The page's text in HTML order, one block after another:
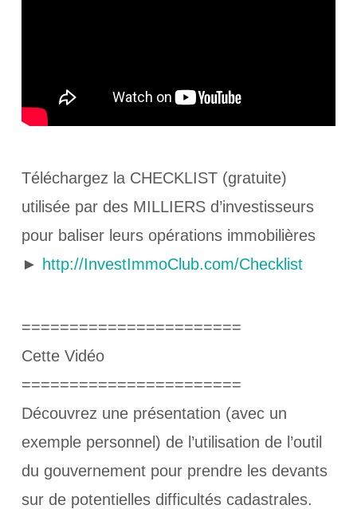
Téléchargez la CHECKLIST (gratuite)
utilisée par des MILLIERS d’investisseurs
pour baliser leurs opérations immobilières
► http://InvestImmoClub.com/Checklist
=======================
Cette Vidéo
=======================
Découvrez une présentation (avec un
exemple personnel) de l’utilisation de l’outil
du gouvernement pour prendre les devants
sur de potentielles difficultés cadastrales.